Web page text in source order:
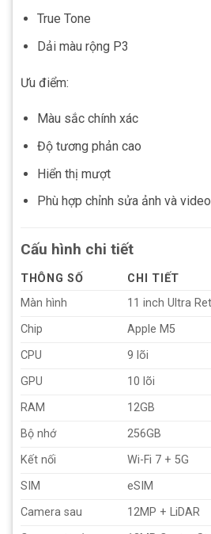
True Tone
Dải màu rộng P3
Ưu điểm:
Màu sắc chính xác
Độ tương phản cao
Hiển thị mượt
Phù hợp chỉnh sửa ảnh và
Cấu hình chi tiết
THÔNG SỐ
CHI TIẾT
Màn hình
11 inch Ultra
Chip
Apple M5
CPU
9 lõi
GPU
10 lõi
RAM
12GB
Bộ nhớ
256GB
Kết nối
Wi-Fi 7 + 5G
SIM
eSIM
Camera sau
12MP + LiDAR